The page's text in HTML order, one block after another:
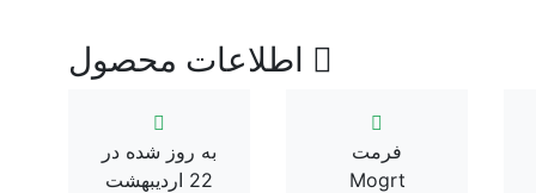
اطلاعات محصول
فرمت
Mogrt
به روز شده در
22 اردیبهشت